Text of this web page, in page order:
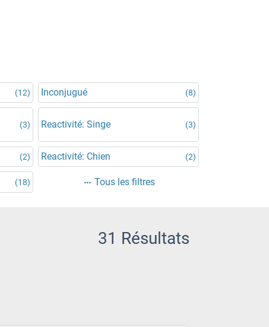
(12) Inconjugué (8)
(3) Reactivité: Singe (3)
(2) Reactivité: Chien (2)
(18) Tous les filtres
31 Résultats